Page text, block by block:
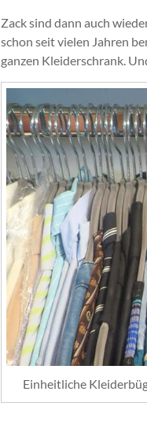
Zack sind dann auch
schon seit vielen Jahren
ganzen Kleiderschrank.
Einheitliche